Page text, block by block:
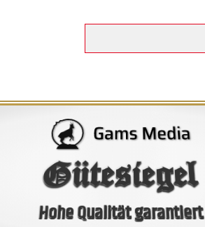
Gütesiegel
Hohe Qualität garantiert